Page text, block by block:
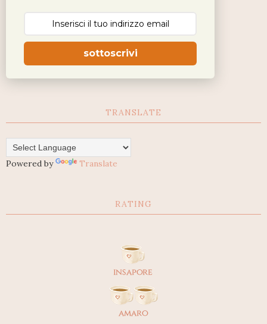
sottoscrivi
TRANSLATE
Powered by Translate
RATING